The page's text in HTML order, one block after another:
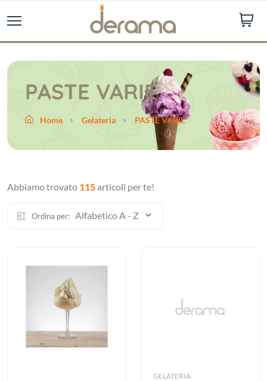
PASTE VARIE
Home Gelateria PASTE VARIE
Abbiamo trovato 115articoli per te!
Ordina per:
GELATERIA